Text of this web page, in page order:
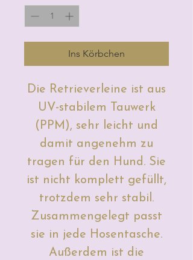
Ins Körbchen
Die Retrieverleine ist aus
UV-stabilem Tauwerk
(PPM), sehr leicht und
damit angenehm zu
tragen für den Hund. Sie
ist nicht komplett gefüllt,
trotzdem sehr stabil.
Zusammengelegt passt
sie in jede Hosentasche.
Außerdem ist die